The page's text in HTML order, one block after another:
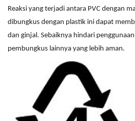
Reaksi yang terjadi antara PVC dengan
dibungkus dengan plastik ini dapat
dan ginjal. Sebaiknya hindari
pembungkus lainnya yang lebih aman.